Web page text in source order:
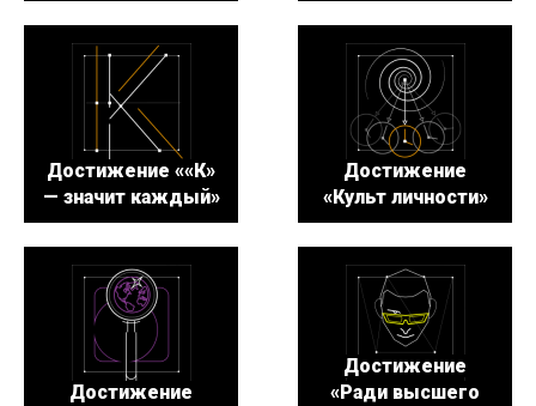
Достижение ««К»
— значит каждый»
Достижение
«Культ личности»
Достижение
Достижение
«Ради высшего